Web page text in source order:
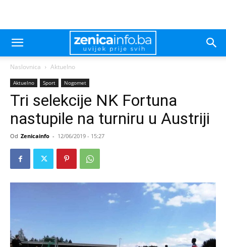
Naslovnica Aktuelno
Aktuelno Sport Nogomet
Tri selekcije NK Fortuna
nastupile na turniru u Austriji
Od Zenicainfo - 12/06/2019 - 15:27